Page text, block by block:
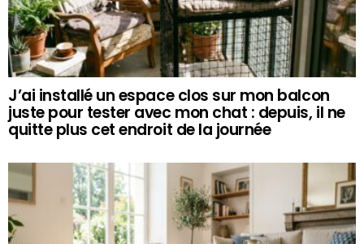
J’ai installé un espace clos sur mon balcon
juste pour tester avec mon chat : depuis, il ne
quitte plus cet endroit de la journée